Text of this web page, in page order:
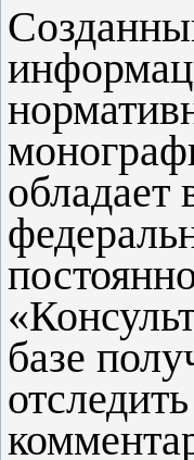
обладает
базе